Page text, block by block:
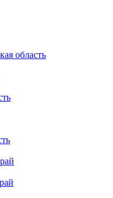
область